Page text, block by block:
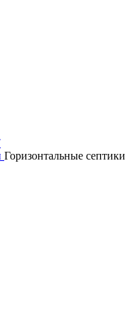
Горизонтальные септики